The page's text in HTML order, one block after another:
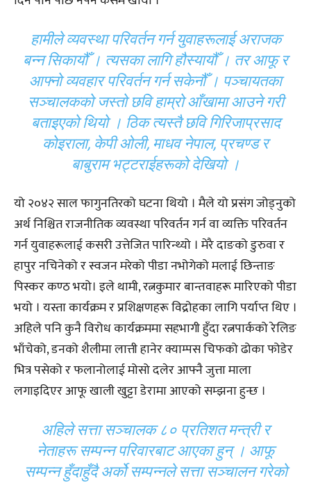
हामीले व्यवस्था परिवर्तन गर्न युवाहरूलाई अराजक
बन्न सिकायौँ । त्यसका लागि हौस्यायौँ । तर आफू र
आफ्नो व्यवहार परिवर्तन गर्न सकेनौँ । पञ्चायतका
सञ्चालकको जस्तो छवि हाम्रो आँखामा आउने गरी
बताइएको थियो । ठिक त्यस्तै छवि गिरिजाप्रसाद
कोइराला, केपी ओली, माधव नेपाल, प्रचण्ड र
बाबुराम भट्टराईहरूको देखियो ।
यो २०४२ साल फागुनतिरको घटना थियो । मैले यो प्रसंग जोड्नुको
अर्थ निश्चित राजनीतिक व्यवस्था परिवर्तन गर्न वा व्यक्ति परिवर्तन
गर्न युवाहरूलाई कसरी उत्तेजित पारिन्थ्यो । मेरै दाङको डुरुवा र
हापुर नचिनेको र स्वजन मरेको पीडा नभोगेको मलाई छिन्ताङ
पिस्कर कण्ठ भयो। इले थामी, रत्नकुमार बान्तवाहरू मारिएको पीडा
भयो । यस्ता कार्यक्रम र प्रशिक्षणहरू विद्रोहका लागि पर्याप्त थिए ।
अहिले पनि कुनै विरोध कार्यक्रममा सहभागी हुँदा रत्नपार्कको रेलिङ
भाँचेको, डनको शैलीमा लात्ती हानेर क्याम्पस चिफको ढोका फोडेर
भित्र पसेको र फलानोलाई मोसो दलेर आफ्नै जुत्ता माला
लगाइदिएर आफू खाली खुट्टा डेरामा आएको सम्झना हुन्छ ।
अहिले सत्ता सञ्चालक ८० प्रतिशत मन्त्री र
नेताहरू सम्पन्न परिवारबाट आएका हुन् । आफू
सम्पन्न हुँदाहुँदै अर्को सम्पन्नले सत्ता सञ्चालन गरेको